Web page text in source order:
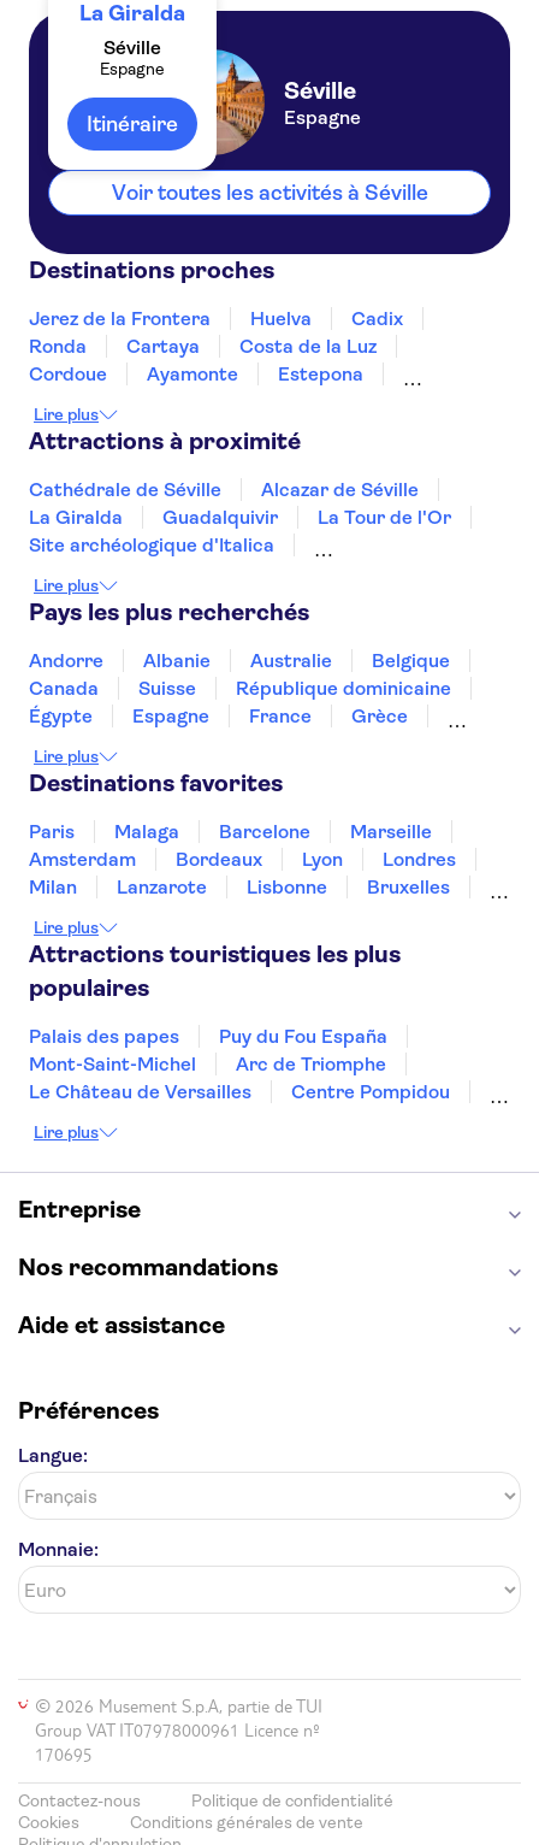
La Giralda
Séville
Espagne
Itinéraire
Séville
Espagne
Voir toutes les activités à Séville
Destinations proches
Jerez de la Frontera Huelva
Cadix
Ronda
Cartaya
Costa de la Luz
Cordoue
Ayamonte
Estepona
Torremolinos
Benalmadena
Lire plus
Attractions à proximité
Cathédrale de Séville
Alcazar de Séville
La Giralda
Guadalquivir
La Tour de l'Or
Site archéologique d'Italica
Paseo del Arte
Musée Reina Sofía
Stade Santiago Bernabéu
Musée Thyssen-Bornemisza
Théâtre-musée Dalí
Musée Picasso
Le palais de la musique catalane
Lire plus
Pays les plus recherchés
Andorre Albanie Australie
Belgique
Canada
Suisse
République dominicaine
Égypte
Espagne France
Grèce
Maroc
Malaisie Thaïlande
Turquie
Lire plus
Destinations favorites
Paris Malaga Barcelone
Marseille
Amsterdam
Bordeaux Lyon
Londres
Milan
Lanzarote Lisbonne
Bruxelles
Dubai
Copenhague Minorque
Lire plus
Attractions touristiques les plus
populaires
Palais des papes
Puy du Fou España
Mont-Saint-Michel
Arc de Triomphe
Le Château de Versailles
Centre Pompidou
La Chapelle Sixtine
La Sagrada Familia
Musée d'Orsay
Statue de la Liberté
Cathédrale Notre Dame
Giverny
Opéra Garnier
Lire plus
Entreprise
Nos recommandations
Aide et assistance
Préférences
Langue:
Monnaie:
© 2026 Musement S.p.A, partie de TUI
Group VAT IT07978000961 Licence nº
170695
Contactez-nous
Politique de confidentialité
Cookies
Conditions générales de vente